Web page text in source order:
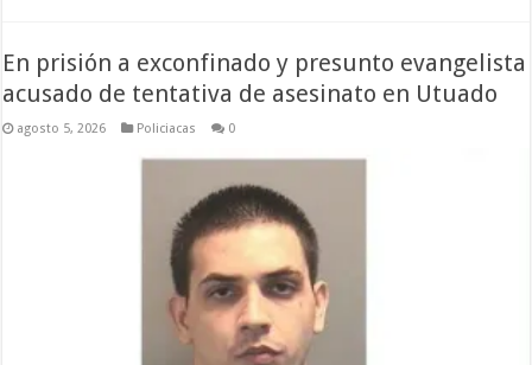
En prisión a exconfinado y presunto evangelista
acusado de tentativa de asesinato en Utuado
agosto 5, 2026 Policiacas 0